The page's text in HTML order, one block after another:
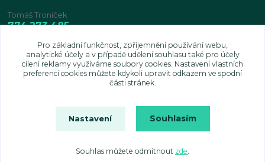
Tomáš Troníček
774 273 485
tomastronicek@seznam.cz
Vytvořeno na Eshop-rychle.cz
Pro základní funkčnost, zpříjemnění používání webu,
analytické účely a v případě udělení souhlasu také pro účely
cílení reklamy využíváme soubory cookies. Nastavení vlastních
preferencí cookies můžete kdykoli upravit odkazem ve spodní
části stránek.
Nastavení Souhlasím
Souhlas můžete odmítnout zde